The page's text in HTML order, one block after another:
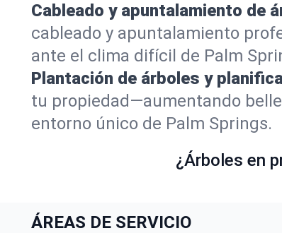
Cableado y apuntalamiento de
cableado y apuntalamiento
ante el clima difícil de Palm
Plantación de árboles y
tu propiedad—aumentando
entorno único de Palm Springs.
¿Árboles en
ÁREAS DE SERVICIO